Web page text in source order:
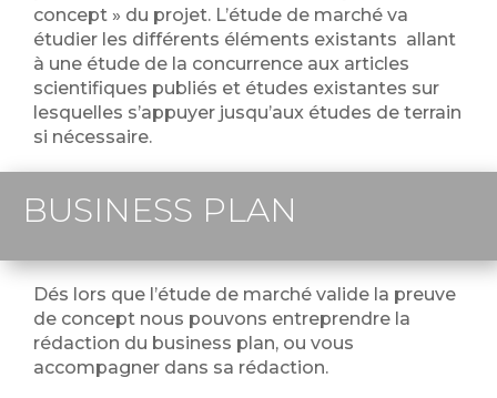
concept » du projet. L’étude de marché va
étudier les différents éléments existants allant
à une étude de la concurrence aux articles
scientifiques publiés et études existantes sur
lesquelles s’appuyer jusqu’aux études de terrain
si nécessaire.
BUSINESS PLAN
Dés lors que l’étude de marché valide la preuve
de concept nous pouvons entreprendre la
rédaction du business plan, ou vous
accompagner dans sa rédaction.